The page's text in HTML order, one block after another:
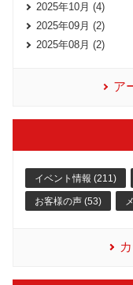
2025年10月 (4)
2025年09月 (2)
2025年08月 (2)
ア
イベント情報 (211)
お客様の声 (53)